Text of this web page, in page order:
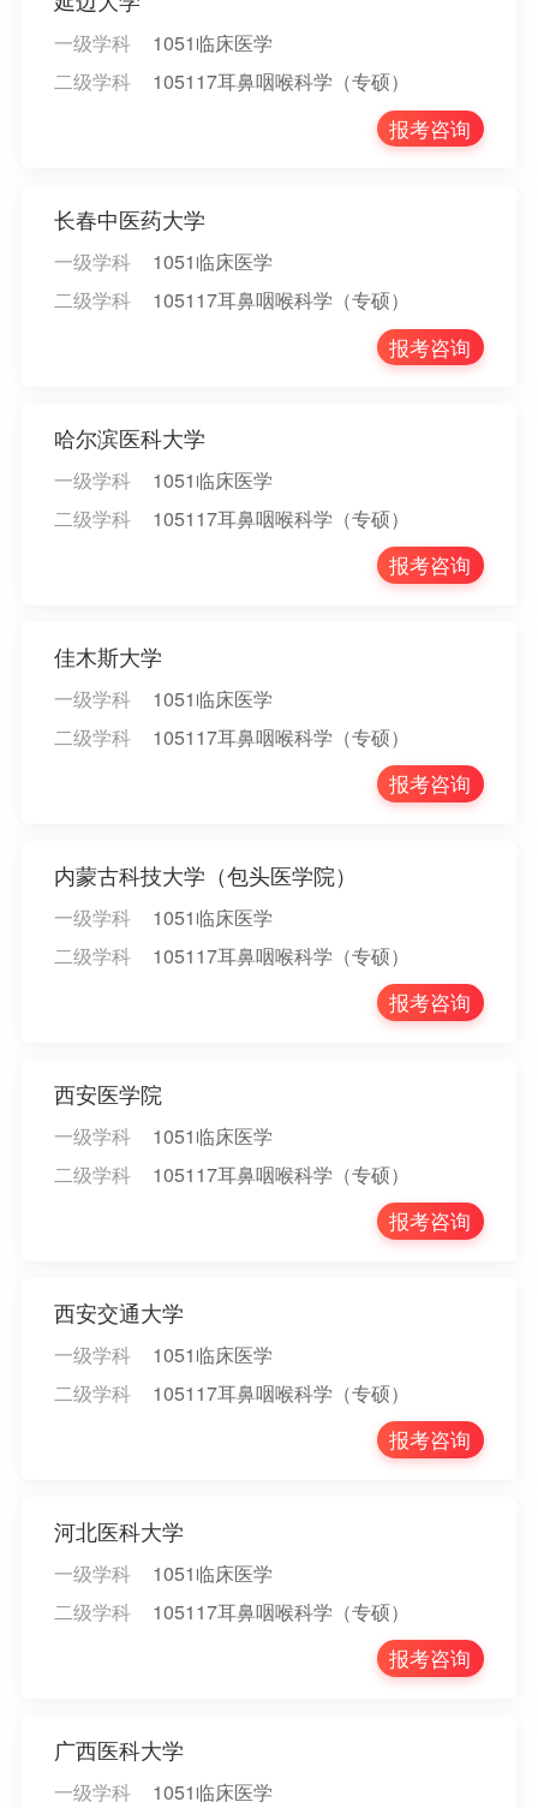
一级学科
1051临床医学
二级学科
105117耳鼻咽喉科学（专硕）
报考咨询
长春中医药大学
一级学科
1051临床医学
二级学科
105117耳鼻咽喉科学（专硕）
报考咨询
哈尔滨医科大学
一级学科
1051临床医学
二级学科
105117耳鼻咽喉科学（专硕）
报考咨询
佳木斯大学
一级学科
1051临床医学
二级学科
105117耳鼻咽喉科学（专硕）
报考咨询
内蒙古科技大学（包头医学院）
一级学科
1051临床医学
二级学科
105117耳鼻咽喉科学（专硕）
报考咨询
西安医学院
一级学科
1051临床医学
二级学科
105117耳鼻咽喉科学（专硕）
报考咨询
西安交通大学
一级学科
1051临床医学
二级学科
105117耳鼻咽喉科学（专硕）
报考咨询
河北医科大学
一级学科
1051临床医学
二级学科
105117耳鼻咽喉科学（专硕）
报考咨询
广西医科大学
一级学科
1051临床医学